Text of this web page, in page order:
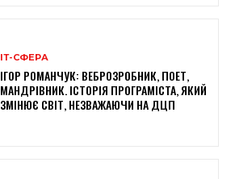
ІТ-СФЕРА
ІГОР РОМАНЧУК: ВЕБРОЗРОБНИК, ПОЕТ,
МАНДРІВНИК. ІСТОРІЯ ПРОГРАМІСТА, ЯКИЙ
ЗМІНЮЄ СВІТ, НЕЗВАЖАЮЧИ НА ДЦП